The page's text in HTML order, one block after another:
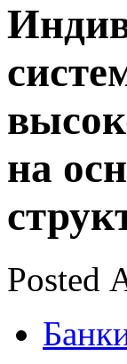
на
Posted